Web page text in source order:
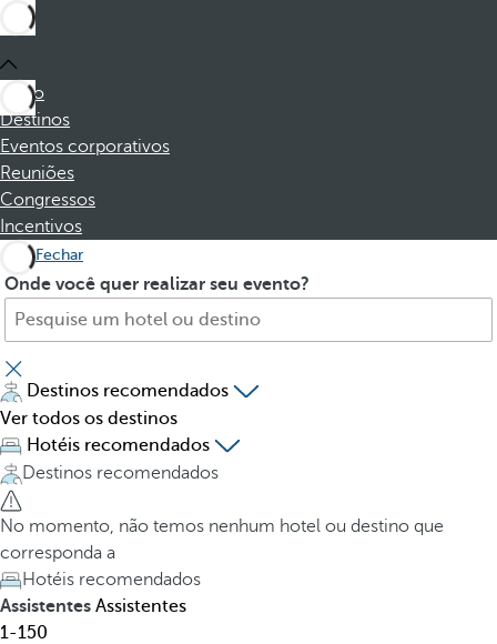
Início
Destinos
Eventos corporativos
Reuniões
Congressos
Incentivos
Fechar
Onde você quer realizar seu evento?
P
o
c
u
r
e
h
o
t
e
l
,
d
P
e
s
s
i
n
g
t
h
e
d
o
w
Destinos recomendados
Ver todos os destinos
Hotéis recomendados
Destinos recomendados
No momento, não temos nenhum hotel ou destino que
corresponda a
Hotéis recomendados
Assistentes Assistentes
1-150